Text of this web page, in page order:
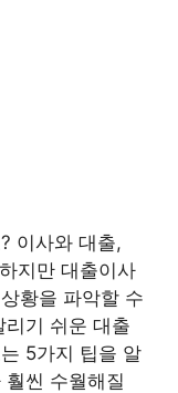
이사와 대출,
지만 대출이사
황을 파악할 수
기 쉬운 대출
5가지 팁을 알
씬 수월해질